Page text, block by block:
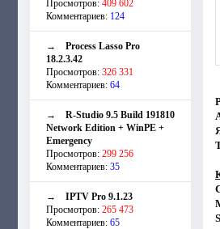
Просмотров: 409 602
Комментариев: 124
→ Process Lasso Pro
18.2.3.42
Просмотров: 326 331
Комментариев: 64
→ R-Studio 9.5 Build 191810
Network Edition + WinPE +
Emergency
Просмотров: 299 256
Комментариев: 35
→ IPTV Pro 9.1.23
Просмотров: 265 473
Комментариев: 65